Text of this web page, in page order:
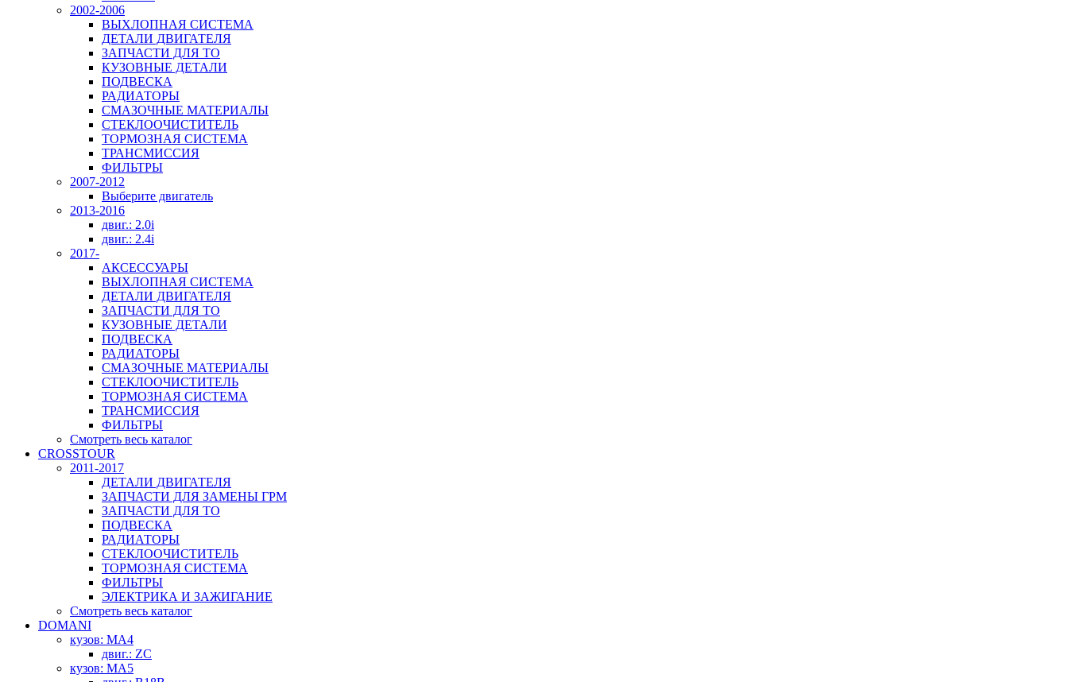
2002-2006
ВЫХЛОПНАЯ СИСТЕМА
ДЕТАЛИ ДВИГАТЕЛЯ
ЗАПЧАСТИ ДЛЯ ТО
КУЗОВНЫЕ ДЕТАЛИ
ПОДВЕСКА
РАДИАТОРЫ
СМАЗОЧНЫЕ МАТЕРИАЛЫ
СТЕКЛООЧИСТИТЕЛЬ
ТОРМОЗНАЯ СИСТЕМА
ТРАНСМИССИЯ
ФИЛЬТРЫ
2007-2012
Выберите двигатель
2013-2016
двиг.: 2.0i
двиг.: 2.4i
2017-
АКСЕССУАРЫ
ВЫХЛОПНАЯ СИСТЕМА
ДЕТАЛИ ДВИГАТЕЛЯ
ЗАПЧАСТИ ДЛЯ ТО
КУЗОВНЫЕ ДЕТАЛИ
ПОДВЕСКА
РАДИАТОРЫ
СМАЗОЧНЫЕ МАТЕРИАЛЫ
СТЕКЛООЧИСТИТЕЛЬ
ТОРМОЗНАЯ СИСТЕМА
ТРАНСМИССИЯ
ФИЛЬТРЫ
Смотреть весь каталог
CROSSTOUR
2011-2017
ДЕТАЛИ ДВИГАТЕЛЯ
ЗАПЧАСТИ ДЛЯ ЗАМЕНЫ ГРМ
ЗАПЧАСТИ ДЛЯ ТО
ПОДВЕСКА
РАДИАТОРЫ
СТЕКЛООЧИСТИТЕЛЬ
ТОРМОЗНАЯ СИСТЕМА
ФИЛЬТРЫ
ЭЛЕКТРИКА И ЗАЖИГАНИЕ
Смотреть весь каталог
DOMANI
кузов: MA4
двиг.: ZC
кузов: MA5